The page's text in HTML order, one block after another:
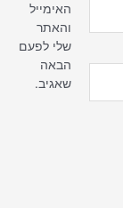
האימייל
והאתר
שלי לפעם
הבאה
שאגיב.